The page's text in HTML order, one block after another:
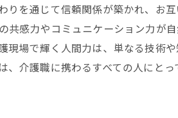
を通じて信頼関係が築かれ、お
感力やコミュニケーション力が
場で輝く人間力は、単なる技術
介護職に携わるすべての人にとっ